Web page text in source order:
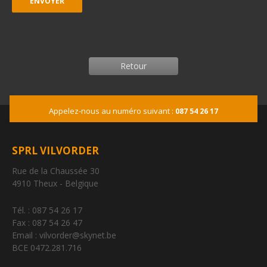
Retour
Appelez-nous au numéro suivant : 087 54 26 17
SPRL VILVORDER
Rue de la Chaussée 30
4910 Theux - Belgique
Tél. : 087 54 26 17
Fax : 087 54 26 47
Email : vilvorder@skynet.be
BCE 0472.281.716